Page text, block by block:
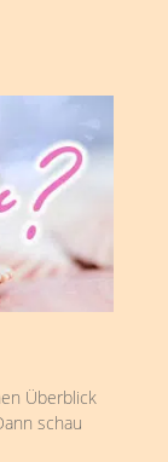
Überblick
schau